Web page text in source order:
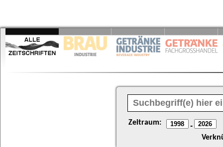
Zeitraum: -